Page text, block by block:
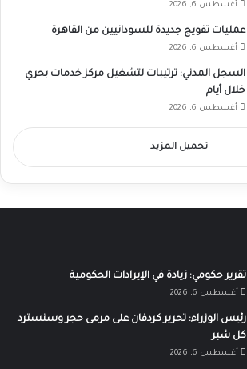
أغسطس 6, 2026
عمليات تفويج جديدة للسودانيين من القاهرة
أغسطس 6, 2026
السجل المدني: ترتيبات لتشغيل مركز خدمات بحري
خلال أيام
أغسطس 6, 2026
تحميل المزيد
تقرير حكومي: زيادة في الإيرادات الحكومية
أغسطس 6, 2026
رئيس الوزراء: تحرير كردفان على مرمى حجر وسنسترد
كل شبر
أغسطس 6, 2026